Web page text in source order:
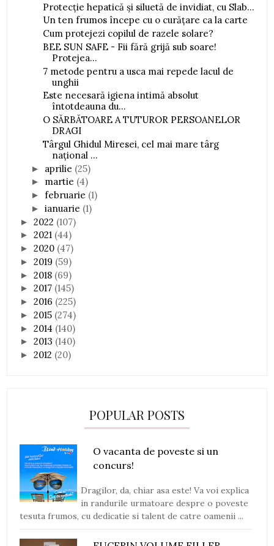
Protecție hepatică și siluetă de invidiat, cu Slab...
Un ten frumos începe cu o curățare ca la carte
Cum protejezi copilul de razele solare?
BEE SUN SAFE - Fii fără grijă sub soare!
Protejea...
7 metode pentru a usca mai repede lacul de
unghii
Este necesară igiena intimă absolut
întotdeauna du...
O SĂRBĂTOARE A TUTUROR PERSOANELOR
DRAGI
Târgul Ghidul Miresei, cel mai mare târg
naţional ...
► aprilie (25)
► martie (4)
►februarie (1)
►ianuarie (1)
►2022 (107)
►2021 (44)
►2020 (47)
►2019 (59)
►2018 (69)
►2017 (145)
►2016 (225)
►2015 (274)
►2014 (140)
►2013 (140)
►2012 (20)
POPULAR POSTS
O vacanta de poveste si un
concurs!
Dragilor, da, chiar asa este! Va voi explica
in randurile urmatoare despre o poveste
tesuta frumos, cu dedicatie si talent de catre oamenii ...